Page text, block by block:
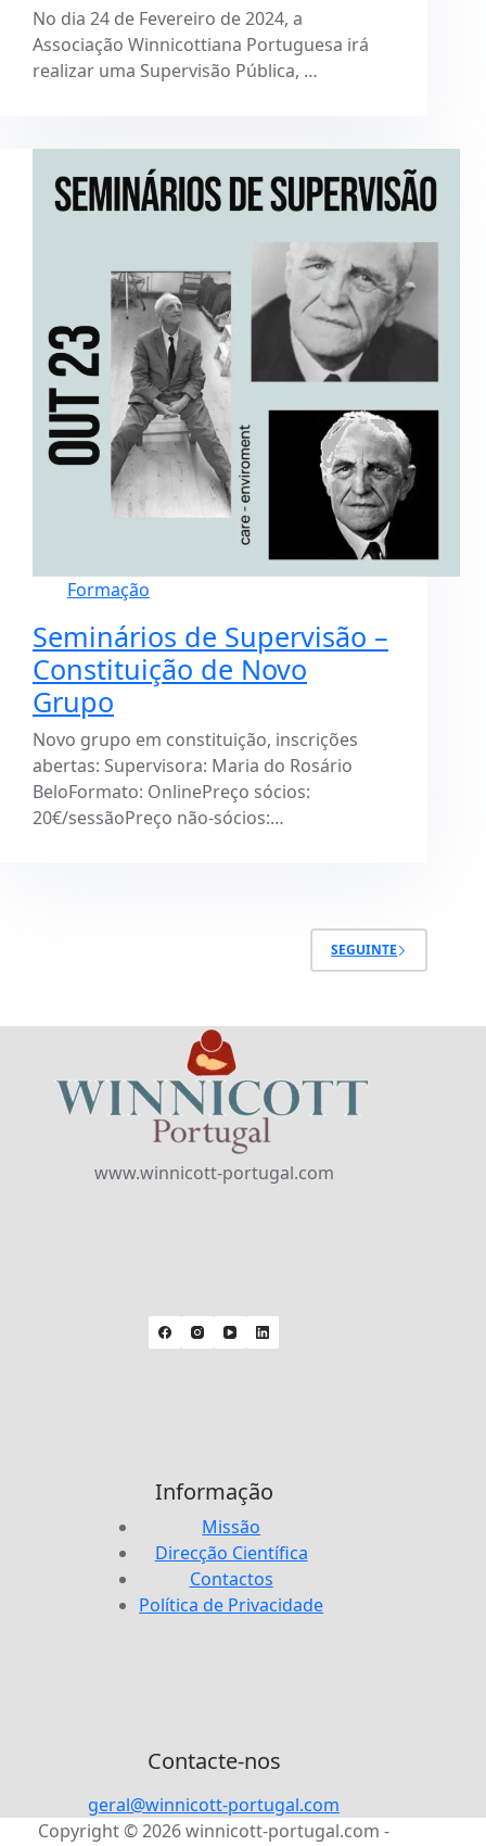
No dia 24 de Fevereiro de 2024, a
Associação Winnicottiana Portuguesa irá
realizar uma Supervisão Pública, …
Formação
Seminários de Supervisão –
Constituição de Novo
Grupo
Novo grupo em constituição, inscrições
abertas: Supervisora: Maria do Rosário
BeloFormato: OnlinePreço sócios:
20€/sessãoPreço não-sócios:…
SEGUINTE
www.winnicott-portugal.com
Informação
Missão
Direcção Científica
Contactos
Política de Privacidade
Contacte-nos
geral@winnicott-portugal.com
Copyright © 2026 winnicott-portugal.com -